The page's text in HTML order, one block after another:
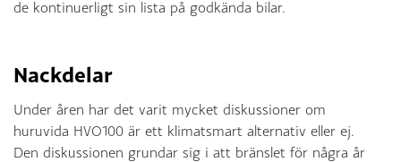
de kontinuerligt sin lista på godkända bilar.
Nackdelar
Under åren har det varit mycket diskussioner om
huruvida HVO100 är ett klimatsmart alternativ eller ej.
Den diskussionen grundar sig i att bränslet för några år